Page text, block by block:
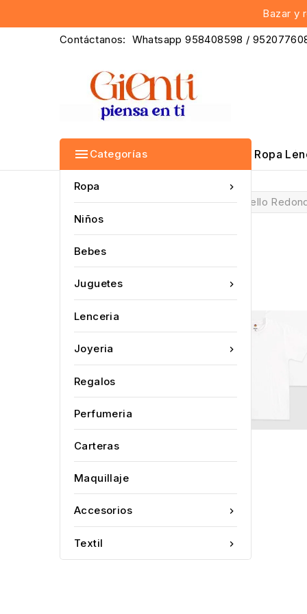
Bazar y
Contáctanos: Whatsapp 958408598 /
 Categorías

Ropa
Niños
Bebes

Juguetes
Lenceria

Joyeria
Regalos
Perfumeria
Carteras
Maquillaje

Accesorios

Textil
Ropa
Inicio Polo Manga Corta Cuello